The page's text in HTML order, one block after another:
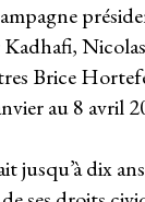
Brice
au 8 avril
jusqu’à dix